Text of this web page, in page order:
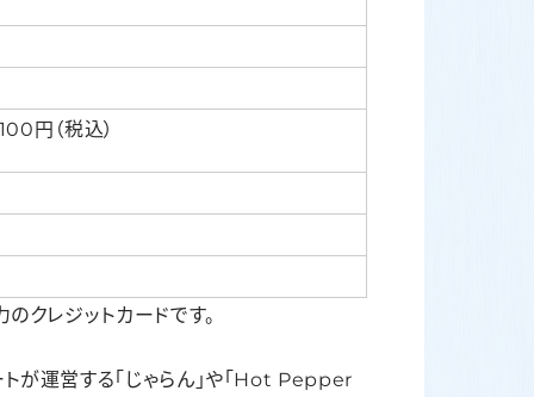
円（税込）
クレジットカードです。
が運営する「じゃらん」や「Hot Pepper